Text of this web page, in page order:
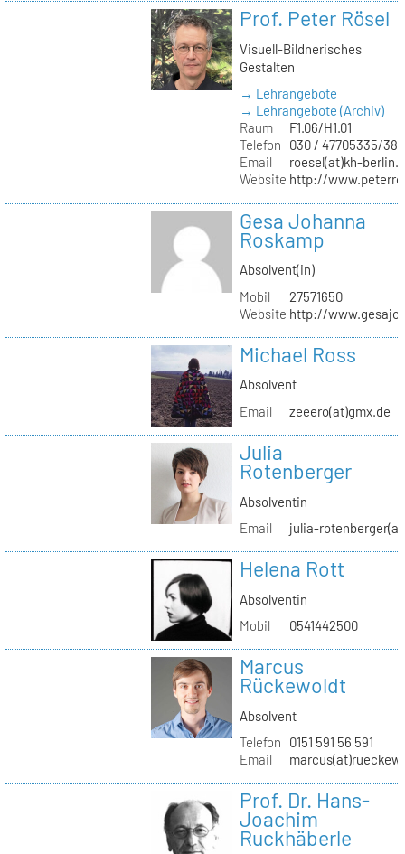
Prof. Peter Rösel
Visuell-Bildnerisches
Gestalten
→ Lehrangebote
→ Lehrangebote (Archiv)
Raum
F1.06/H1.01
Telefon
030 / 47705335/387
Email
roesel(at)kh-
Website http://
Gesa Johanna
Roskamp
Absolvent(in)
Mobil
27571650
Website http://
Michael Ross
Absolvent
Email
zeeero(at)gmx.de
Julia
Rotenberger
Absolventin
Email
julia-
Helena Rott
Absolventin
Mobil
0541442500
Marcus
Rückewoldt
Absolvent
Telefon
0151 591 56 591
Email
Prof. Dr. Hans-
Joachim
Ruckhäberle